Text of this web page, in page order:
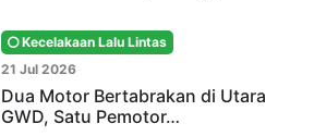
Kecelakaan Lalu Lintas
21 Jul 2026
Dua Motor Bertabrakan di Utara
GWD, Satu Pemotor…